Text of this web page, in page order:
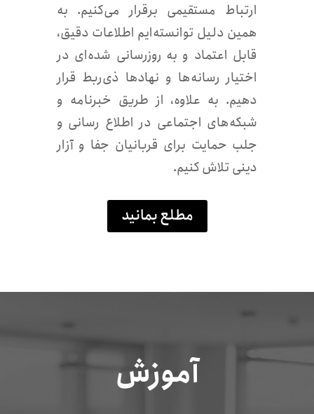
ارتباط مستقیمی برقرار می‌کنیم. به
همین دلیل توانسته‌ایم اطلاعات دقیق،
قابل اعتماد و به روزرسانی شده‌ای در
اختیار رسانه‌ها و نهادها ذی‌ربط قرار
دهیم. به علاوه، از طریق خبرنامه و
شبکه‌های اجتماعی در اطلاع رسانی و
جلب حمایت برای قربانیان جفا و آزار
دینی تلاش ‌کنیم.
مطلع بمانید
آموزش